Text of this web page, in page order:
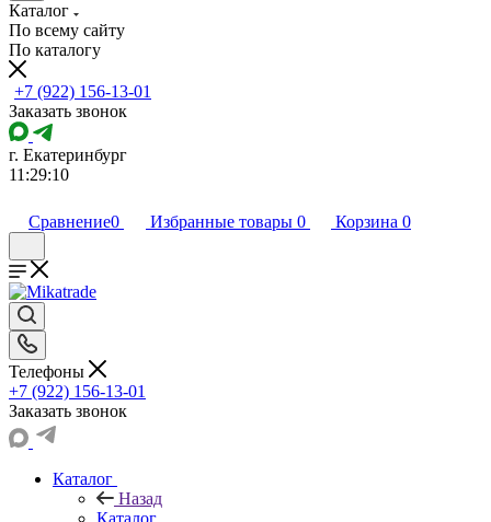
Каталог
По всему сайту
По каталогу
+7 (922) 156-13-01
Заказать звонок
г. Екатеринбург
11:29:10
Сравнение0 Избранные товары 0 Корзина 0
Телефоны
+7 (922) 156-13-01
Заказать звонок
Каталог
Назад
Каталог